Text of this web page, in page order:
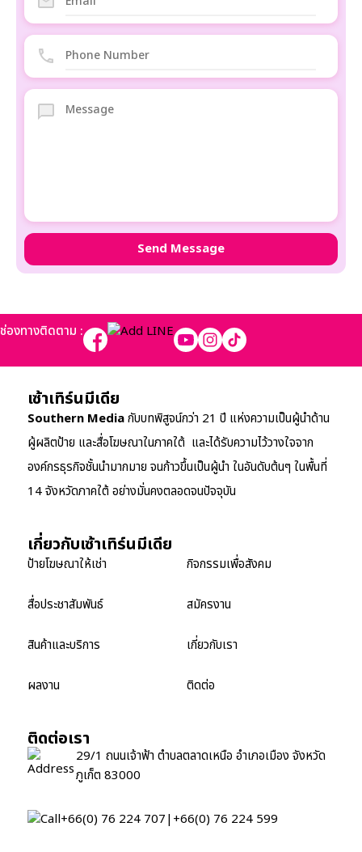
ช่องทางติดตาม :
เซ้าเทิร์นมีเดีย
Southern Mediaกับบทพิสูจน์กว่า 21 ปี แห่งความเป็นผู้นำด้าน
ผู้ผลิตป้าย และสื่อโฆษณาในภาคใต้ และได้รับความไว้วางใจจาก
องค์กรธุรกิจชั้นนำมากมาย จนก้าวขึ้นเป็นผู้นำ ในอันดับต้นๆ ในพื้นที่
14 จังหวัดภาคใต้ อย่างมั่นคงตลอดจนปัจจุบัน
เกี่ยวกับเซ้าเทิร์นมีเดีย
ป้ายโฆษณาให้เช่า
สื่อประชาสัมพันธ์
สินค้าและบริการ
ผลงาน
กิจกรรมเพื่อสังคม
สมัครงาน
เกี่ยวกับเรา
ติดต่อ
ติดต่อเรา
29/1 ถนนเจ้าฟ้า ตำบลตลาดเหนือ อำเภอเมือง จังหวัด
ภูเก็ต 83000
+66(0) 76 224 707|+66(0) 76 224 599